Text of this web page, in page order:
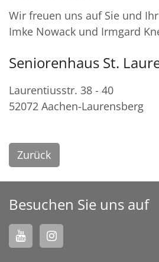
Wir freuen uns auf Sie und
Imke Nowack und Irmgard
Seniorenhaus St.
Laurentiusstr. 38 - 40
52072 Aachen-Laurensberg
Zurück
Besuchen Sie uns auf